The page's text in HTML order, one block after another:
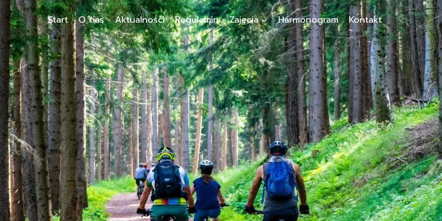
Start O nas Aktualności Regulamin Zajęcia Harmonogram Kontakt